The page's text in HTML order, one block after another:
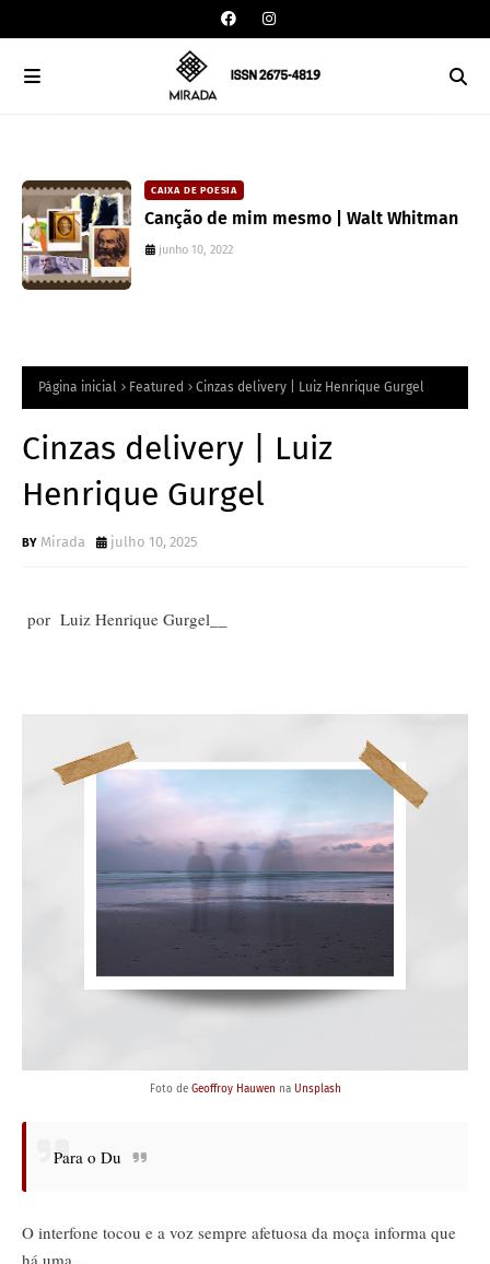
CAIXA DE POESIA
Canção de mim mesmo | Walt Whitman
junho 10, 2022
Página inicial Featured Cinzas delivery | Luiz Henrique Gurgel
Cinzas delivery | Luiz
Henrique Gurgel
Mirada julho 10, 2025
por Luiz Henrique Gurgel__
Foto de Geoffroy Hauwen na Unsplash
Para o Du
O interfone tocou e a voz sempre afetuosa da moça informa que
há uma…